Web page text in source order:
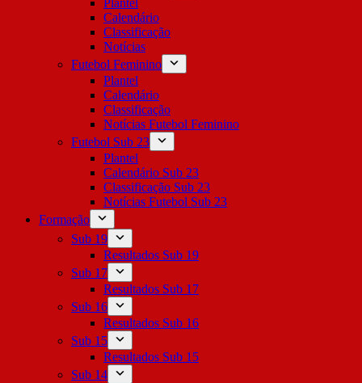
Plantel
Calendário
Classificação
Notícias
Futebol Feminino
Plantel
Calendário
Classificação
Notícias Futebol Feminino
Futebol Sub 23
Plantel
Calendário Sub 23
Classificação Sub 23
Notícias Futebol Sub 23
Formação
Sub 19
Resultados Sub 19
Sub 17
Resultados Sub 17
Sub 16
Resultados Sub 16
Sub 15
Resultados Sub 15
Sub 14